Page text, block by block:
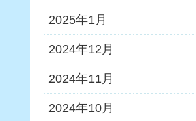
2025年1月
2024年12月
2024年11月
2024年10月